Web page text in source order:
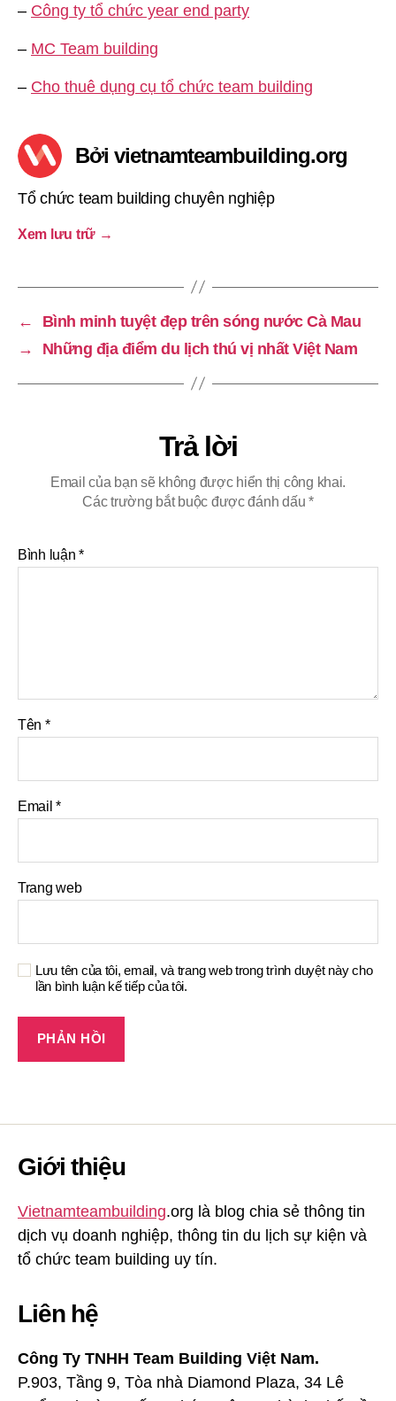
– Công ty tổ chức year end party
– MC Team building
– Cho thuê dụng cụ tổ chức team building
Bởi vietnamteambuilding.org
Tổ chức team building chuyên nghiệp
Xem lưu trữ →
←
Bình minh tuyệt đẹp trên sóng nước Cà Mau
→
Những địa điểm du lịch thú vị nhất Việt Nam
Trả lời
Email của bạn sẽ không được hiển thị công khai.
Các trường bắt buộc được đánh dấu*
Bình luận*
Tên *
Email*
Trang web
Lưu tên của tôi, email, và trang web trong trình duyệt này cho
lần bình luận kế tiếp của tôi.
Giới thiệu
Vietnamteambuilding.org là blog chia sẻ thông tin
dịch vụ doanh nghiệp, thông tin du lịch sự kiện và
tổ chức team building uy tín.
Liên hệ
Công Ty TNHH Team Building Việt Nam.
P.903, Tầng 9, Tòa nhà Diamond Plaza, 34 Lê